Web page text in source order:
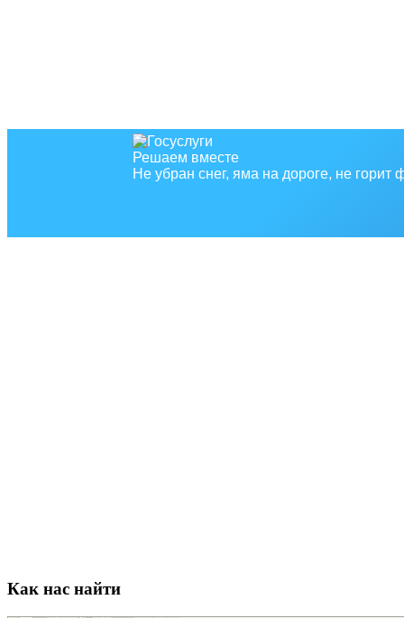
Решаем вместе
Не убран снег, яма на дороге, не горит
Как нас найти